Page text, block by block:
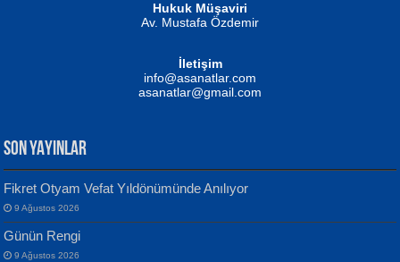
MUSTAFA KELOĞLU
Yarına İz Bırakmak...
Yılmaz Ekinci
Geceye Söylenen...
Hukuk Müşaviri
Av. Mustafa Özdemir
İletişim
info@asanatlar.com
asanatlar@gmail.com
SON YAYINLAR
Fikret Otyam Vefat Yıldönümünde Anılıyor
9 Ağustos 2026
Günün Rengi
9 Ağustos 2026